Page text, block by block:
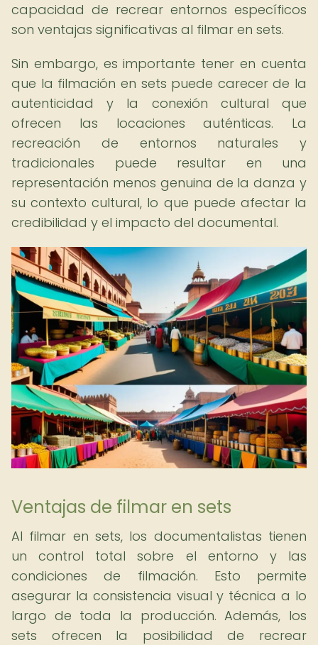
capacidad de recrear entornos específicos
son ventajas significativas al filmar en sets.
Sin embargo, es importante tener en cuenta
que la filmación en sets puede carecer de la
autenticidad y la conexión cultural que
ofrecen las locaciones auténticas. La
recreación de entornos naturales y
tradicionales puede resultar en una
representación menos genuina de la danza y
su contexto cultural, lo que puede afectar la
credibilidad y el impacto del documental.
Ventajas de filmar en sets
Al filmar en sets, los documentalistas tienen
un control total sobre el entorno y las
condiciones de filmación. Esto permite
asegurar la consistencia visual y técnica a lo
largo de toda la producción. Además, los
sets ofrecen la posibilidad de recrear